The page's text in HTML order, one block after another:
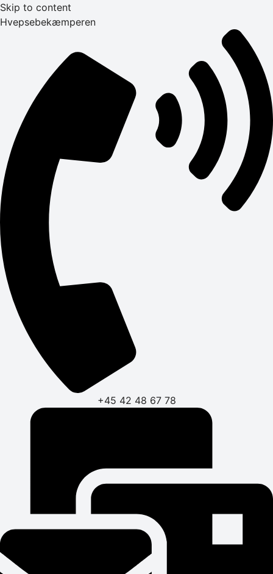
Skip to content
Hvepsebekæmperen
+45 42 48 67 78